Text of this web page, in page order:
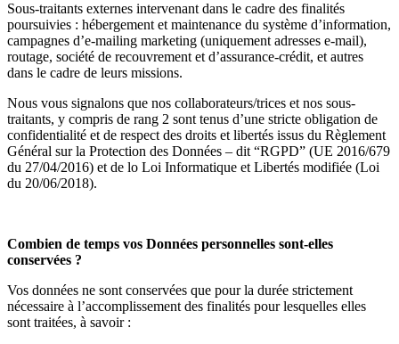
Sous-traitants externes intervenant dans le cadre des finalités
poursuivies : hébergement et maintenance du système d’information,
campagnes d’e-mailing marketing (uniquement adresses e-mail),
routage, société de recouvrement et d’assurance-crédit, et autres
dans le cadre de leurs missions.
Nous vous signalons que nos collaborateurs/trices et nos sous-
traitants, y compris de rang 2 sont tenus d’une stricte obligation de
confidentialité et de respect des droits et libertés issus du Règlement
Général sur la Protection des Données – dit “RGPD” (UE 2016/679
du 27/04/2016) et de lo Loi Informatique et Libertés modifiée (Loi
du 20/06/2018).
Combien de temps vos Données personnelles sont-elles
conservées ?
Vos données ne sont conservées que pour la durée strictement
nécessaire à l’accomplissement des finalités pour lesquelles elles
sont traitées, à savoir :